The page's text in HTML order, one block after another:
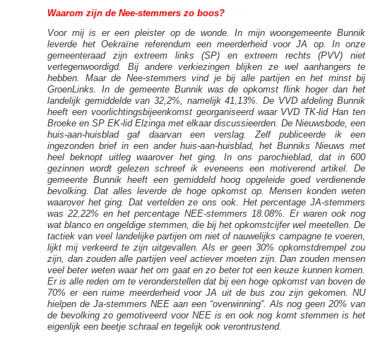
Waarom zijn de Nee-stemmers zo boos?
Voor mij is er een pleister op de wonde. In mijn woongemeente Bunnik
leverde het Oekraïne referendum een meerderheid voor JA op. In onze
gemeenteraad zijn extreem links (SP) en extreem rechts (PVV) niet
vertegenwoordigd. Bij andere verkiezingen blijken ze wel aanhangers te
hebben. Maar de Nee-stemmers vind je bij alle partijen en het minst bij
GroenLinks. In de gemeente Bunnik was de opkomst flink hoger dan het
landelijk gemiddelde van 32,2%, namelijk 41,13%. De VVD afdeling Bunnik
heeft een voorlichtingsbijeenkomst georganiseerd waar VVD TK-lid Han ten
Broeke en SP EK-lid Elzinga met elkaar discussieerden. De Nieuwsbode, een
huis-aan-huisblad gaf daarvan een verslag. Zelf publiceerde ik een
ingezonden brief in een ander huis-aan-huisblad, het Bunniks Nieuws met
heel beknopt uitleg waarover het ging. In ons parochieblad, dat in 600
gezinnen wordt gelezen schreef ik eveneens een motiverend artikel. De
gemeente Bunnik heeft een gemiddeld hoog opgeleide goed verdienende
bevolking. Dat alles leverde de hoge opkomst op. Mensen konden weten
waarover het ging. Dat vertelden ze ons ook. Het percentage JA-stemmers
was 22,22% en het percentage NEE-stemmers 18.08%. Er waren ook nog
wat blanco en ongeldige stemmen, die bij het opkomstcijfer wel meetellen. De
tactiek van veel landelijke partijen om niet of nauwelijks campagne te voeren,
lijkt mij verkeerd te zijn uitgevallen. Als er geen 30% opkomstdrempel zou
zijn, dan zouden alle partijen veel actiever moeten zijn. Dan zouden mensen
veel beter weten waar het om gaat en zo beter tot een keuze kunnen komen.
Er is alle reden om te veronderstellen dat bij een hoge opkomst van boven de
70% er een ruime meerderheid voor JA uit de bus zou zijn gekomen. NU
hielpen de Ja-stemmers NEE aan een “overwinning”. Als nog geen 20% van
de bevolking zo gemotiveerd voor NEE is en ook nog komt stemmen is het
eigenlijk een beetje schraal en tegelijk ook verontrustend.